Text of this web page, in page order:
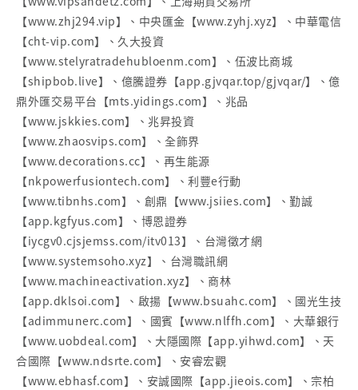
【www.zhj294.vip】、中央匯金【www.zyhj.xyz】、中華電信
【cht-vip.com】、久大投資
【www.stelyratradehubloenm.com】、伍波比商城
【shipbob.live】、億騰證券【app.gjvqar.top/gjvqar/】、億
鼎外匯交易平台【mts.yidings.com】、兆品
【www.jskkies.com】、兆昇投資
【www.zhaosvips.com】、全飾界
【www.decorations.cc】、再生能源
【nkpowerfusiontech.com】、利豐e行動
【www.tibnhs.com】、創鼎【www.jsiies.com】、勤誠
【app.kgfyus.com】、博恩證券
【iycgv0.cjsjemss.com/itv013】、台灣徵才網
【www.systemsoho.xyz】、台灣職訊網
【www.machineactivation.xyz】、商林
【app.dklsoi.com】、啟揚【www.bsuahc.com】、國光生技
【adimmunerc.com】、國賓【www.nlffh.com】、大華銀行
【www.uobdeal.com】、大隱國際【app.yihwd.com】、天
合國際【www.ndsrte.com】、安睿宏觀
【www.ebhasf.com】、安誠國際【app.jieois.com】、宗柏